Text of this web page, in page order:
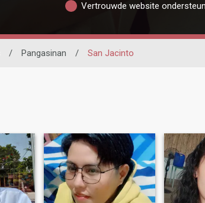
Vertrouwde website
/ Pangasinan / San Jacinto